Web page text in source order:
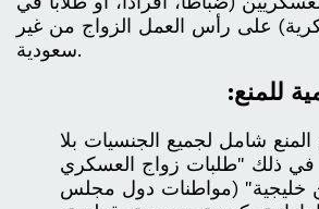
على رأس العمل الزواج من غير
سعودية.
للمنع:
المنع شامل لجميع الجنسيات بلا
في ذلك "طلبات زواج العسكري
خليجية" (مواطنات دول مجلس